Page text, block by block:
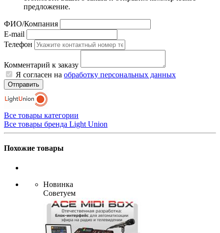
предложение.
ФИО/Компания
E-mail
Телефон
Комментарий к заказу
Я согласен на обработку персональных данных
Отправить
Все товары категории
Все товары бренда Light Union
Похожие товары
Новинка
Советуем